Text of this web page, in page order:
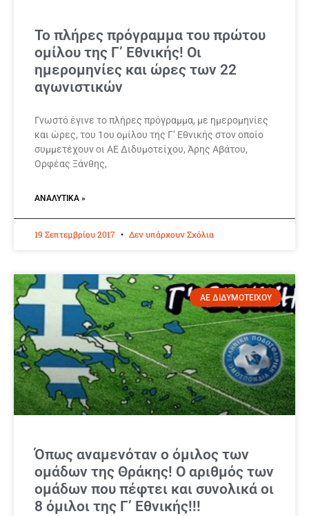
Το πλήρες πρόγραμμα του πρώτου
ομίλου της Γ’ Εθνικής! Οι
ημερομηνίες και ώρες των 22
αγωνιστικών
Γνωστό έγινε το πλήρες πρόγραμμα, με ημερομηνίες
και ώρες, του 1ου ομίλου της Γ’ Εθνικής στον οποίο
συμμετέχουν οι ΑΕ Διδυμοτείχου, Άρης Αβάτου,
Ορφέας Ξάνθης,
ΑΝΑΛΥΤΙΚΆ »
19 Σεπτεμβρίου 2017 Δεν υπάρχουν Σχόλια
ΑΕ ΔΙΔΥΜΟΤΕΙΧΟΥ
Όπως αναμενόταν ο όμιλος των
ομάδων της Θράκης! Ο αριθμός των
ομάδων που πέφτει και συνολικά οι
8 όμιλοι της Γ’ Εθνικής!!!